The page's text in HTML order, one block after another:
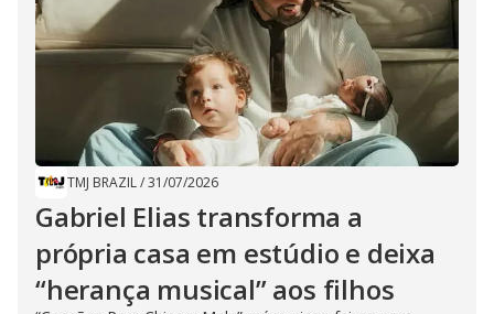
TMJ BRAZIL/31/07/2026
Gabriel Elias transforma a
própria casa em estúdio e deixa
“herança musical” aos filhos